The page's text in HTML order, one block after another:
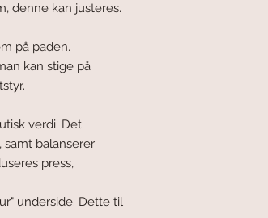
denne kan justeres.
på paden.
kan stige på
verdi. Det
balanserer
press,
underside. Dette til